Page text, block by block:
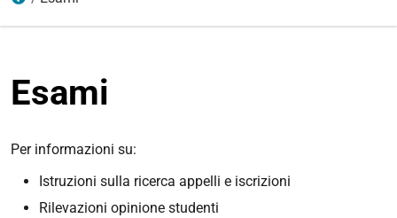
Esami
Per informazioni su:
Istruzioni sulla ricerca appelli e iscrizioni
Rilevazioni opinione studenti